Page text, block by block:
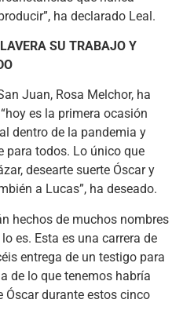
ha declarado Leal.
SU TRABAJO Y
Juan, Rosa Melchor, ha
es la primera ocasión
dentro de la pandemia y
para todos. Lo único que
desearte suerte Óscar y
a Lucas”, ha deseado.
hechos de muchos nombres
es. Esta es una carrera de
entrega de un testigo para
de lo que tenemos habría
durante estos cinco